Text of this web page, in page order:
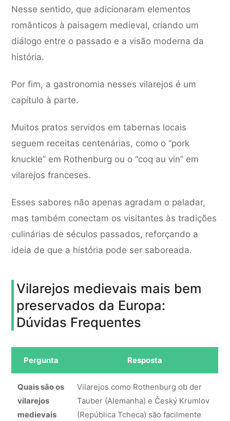
Nesse sentido, que adicionaram elementos
românticos à paisagem medieval, criando um
diálogo entre o passado e a visão moderna da
história.
Por fim, a gastronomia nesses vilarejos é um
capítulo à parte.
Muitos pratos servidos em tabernas locais
seguem receitas centenárias, como o “pork
knuckle” em Rothenburg ou o “coq au vin” em
vilarejos franceses.
Esses sabores não apenas agradam o paladar,
mas também conectam os visitantes às tradições
culinárias de séculos passados, reforçando a
ideia de que a história pode ser saboreada.
Vilarejos medievais mais bem
preservados da Europa:
Dúvidas Frequentes
Pergunta Resposta
Quais são os
vilarejos
medievais
Vilarejos como Rothenburg ob der
Tauber (Alemanha) e Český Krumlov
(República Tcheca) são facilmente